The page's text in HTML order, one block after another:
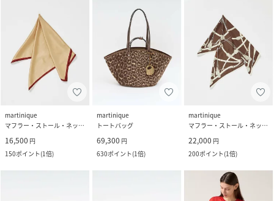
martinique
マフラー・ストール・ネックウォーマー
16,500 円
150ポイント(1倍)
martinique
トートバッグ
69,300 円
630ポイント(1倍)
martinique
マフラー・ストール・ネックウォーマー
22,000 円
200ポイント(1倍)